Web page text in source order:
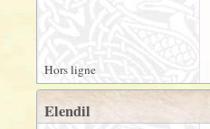
Hors ligne
Elendil